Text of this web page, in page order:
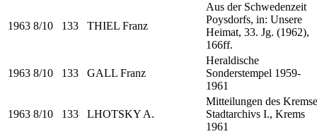
1963 8/10 133 THIEL Franz
Aus der Schwedenzeit
Poysdorfs, in: Unsere
Heimat, 33. Jg. (1962),
166ff.
1963 8/10 133 GALL Franz
Heraldische
Sonderstempel 1959-
1961
1963 8/10 133 LHOTSKY A.
Mitteilungen des
Stadtarchivs I., Krems
1961